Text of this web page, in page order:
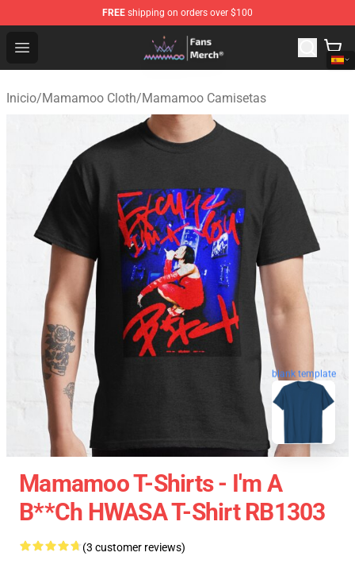
FREE shipping on orders over $100
Open menu
Mamamoo Store - Official Mamamoo Merchandise Shop
Inicio/Mamamoo Cloth/Mamamoo Camisetas
blank template
Mamamoo T-Shirts - I'm A
B**ch HWASA T-Shirt RB1303
(3 customer reviews)